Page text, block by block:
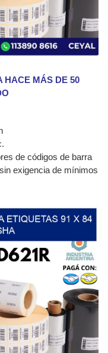
HACE MÁS DE 50
de códigos de barra
exigencia de mínimos